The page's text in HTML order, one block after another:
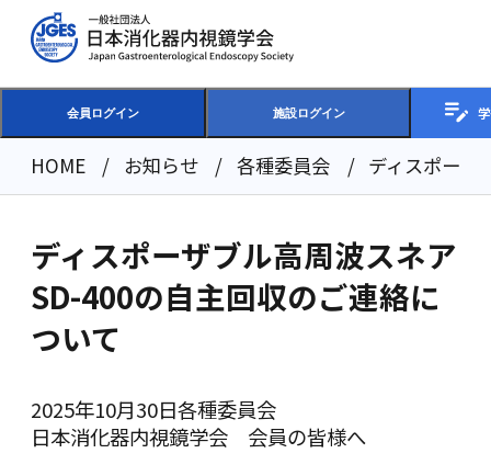
会員ログイン 施設ログイン
HOME お知らせ 各種委員会 ディスポーザ
2025年10月30日各種委員会
ディスポーザブル高周波スネア
SD-400の自主回収のご連絡に
ついて
日本消化器内視鏡学会 会員の皆様へ